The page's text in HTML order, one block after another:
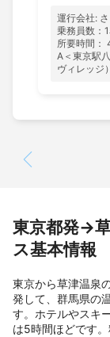
運行会社:
乗務員数：1
所要時間：
A＜東京駅
ヴィレッジ）
東京都発→
ス基本情報
東京から草津温泉
発して、群馬県の
す。ホテルやスキ
は5時間ほどです